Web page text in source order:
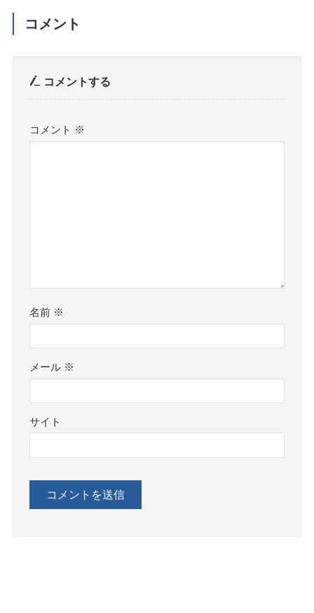
コメント
コメントする
コメント ※
名前 ※
メール ※
サイト